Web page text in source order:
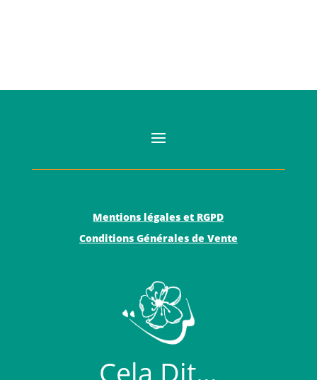
Mentions légales et RGPD
Conditions Générales de Vente
Cela Dit…